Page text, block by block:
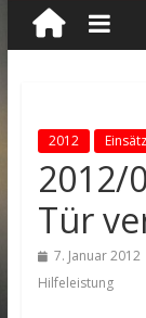
2012
2012/
Tür
7. Januar 2012
Hilfeleistung